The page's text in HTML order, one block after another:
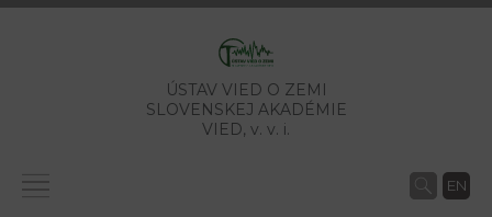
ÚSTAV VIED O ZEMI
SLOVENSKEJ AKADÉMIE
VIED, v. v. i.
EN